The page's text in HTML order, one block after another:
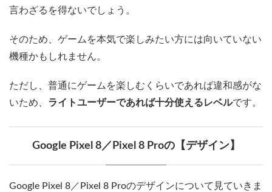
言わざるを得ないでしょう。
そのため、ゲームを本気で楽しみたい方には向いていない
機種かもしれません。
ただし、普通にゲームを楽しむくらいであれば違和感がな
いため、 ライトユーザーであれば十分使えるレベルです。
Google Pixel 8／Pixel 8 Proの【デザイン】
Google Pixel 8／Pixel 8 Proのデザインについて見ていきま